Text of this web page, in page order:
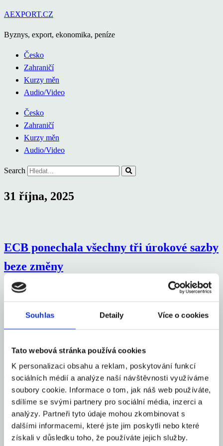
Souhlas Detaily Více o cookies
Tato webová stránka používá cookies
K personalizaci obsahu a reklam, poskytování funkcí
sociálních médií a analýze naší návštěvnosti využíváme
soubory cookie. Informace o tom, jak náš web používáte,
sdílíme se svými partnery pro sociální média, inzerci a
analýzy. Partneři tyto údaje mohou zkombinovat s
dalšími informacemi, které jste jim poskytli nebo které
získali v důsledku toho, že používáte jejich služby.
Přejít
obsahu
AEXPORT.CZ
Byznys, export, ekonomika, peníze
Česko
Zahraničí
Kurzy měn
Audio/Video
Česko
Zahraničí
Kurzy měn
Audio/Video
Search
31 října, 2025
ECB ponechala všechny tři úrokové sazby
beze změny
V souladu s očekáváním trhu ECB ponechala všechny tři úrokové
Depozitní sazba zůstává na 2 %. Inflace se pohybuje
aexportcz31. 10. 2025
Financial Markets by TradingView
Aexport.cz
O nás